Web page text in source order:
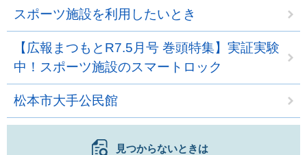
スポーツ施設を利用したいとき
【広報まつもとR7.5月号 巻頭特集】実証実験
中！スポーツ施設のスマートロック
松本市大手公民館
見つからないときは